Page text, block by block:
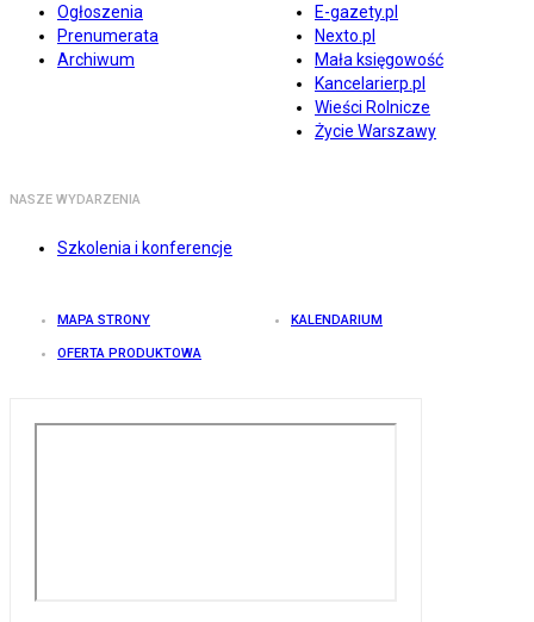
Ogłoszenia
Prenumerata
Archiwum
E-gazety.pl
Nexto.pl
Mała księgowość
Kancelarierp.pl
Wieści Rolnicze
Życie Warszawy
NASZE WYDARZENIA
Szkolenia i konferencje
MAPA STRONY KALENDARIUM
OFERTA PRODUKTOWA